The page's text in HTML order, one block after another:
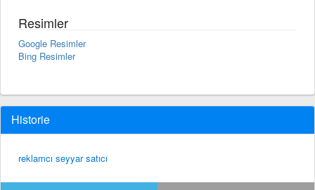
Resimler
Google Resimler
Bing Resimler
Historie
reklamcı seyyar satıcı